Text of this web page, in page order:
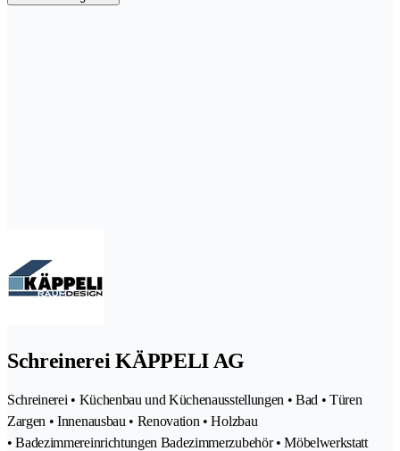
Schreinerei KÄPPELI AG
Schreinerei • Küchenbau und Küchenausstellungen • Bad • Türen
Zargen • Innenausbau • Renovation • Holzbau
• Badezimmereinrichtungen Badezimmerzubehör • Möbelwerkstatt